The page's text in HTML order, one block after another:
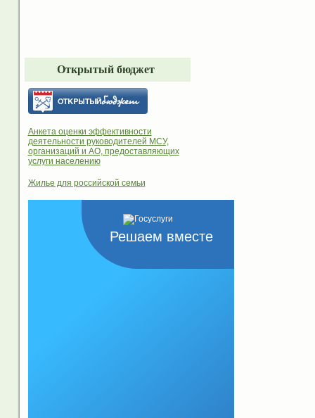
Открытый бюджет
Анкета оценки эффективности
деятельности руководителей МСУ,
организаций и АО, предоставляющих
услуги населению
Жилье для российской семьи
Решаем вместе